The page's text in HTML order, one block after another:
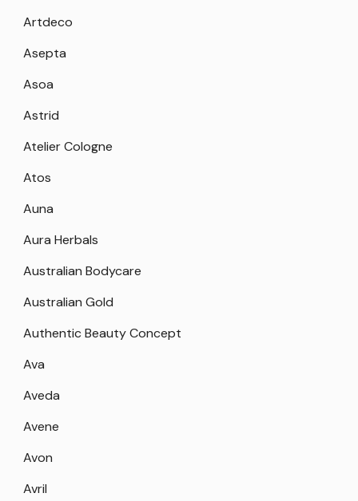
Artdeco
Asepta
Asoa
Astrid
Atelier Cologne
Atos
Auna
Aura Herbals
Australian Bodycare
Australian Gold
Authentic Beauty Concept
Ava
Aveda
Avene
Avon
Avril